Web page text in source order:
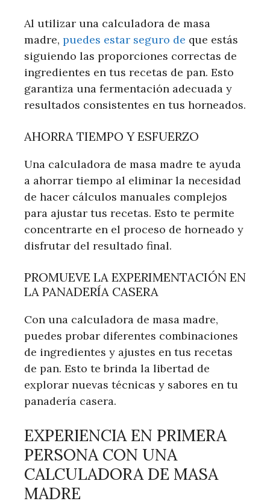
Al utilizar una calculadora de masa
madre, puedes estar seguro de que estás
siguiendo las proporciones correctas de
ingredientes en tus recetas de pan. Esto
garantiza una fermentación adecuada y
resultados consistentes en tus horneados.
AHORRA TIEMPO Y ESFUERZO
Una calculadora de masa madre te ayuda
a ahorrar tiempo al eliminar la necesidad
de hacer cálculos manuales complejos
para ajustar tus recetas. Esto te permite
concentrarte en el proceso de horneado y
disfrutar del resultado final.
PROMUEVE LA EXPERIMENTACIÓN EN
LA PANADERÍA CASERA
Con una calculadora de masa madre,
puedes probar diferentes combinaciones
de ingredientes y ajustes en tus recetas
de pan. Esto te brinda la libertad de
explorar nuevas técnicas y sabores en tu
panadería casera.
EXPERIENCIA EN PRIMERA
PERSONA CON UNA
CALCULADORA DE MASA
MADRE